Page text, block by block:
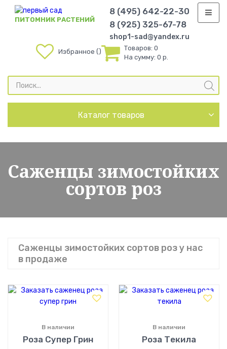
ПИТОМНИК РАСТЕНИЙ
8 (495) 642-22-30
8 (925) 325-67-78
shop1-sad@yandex.ru
Избранное Товаров: 0
На сумму: 0 р.
Поиск
товаров
Каталог товаров
Саженцы зимостойких
сортов роз
Саженцы зимостойких сортов роз у нас
в продаже
Роза Супер Грин
В наличии
Роза Текила
В наличии